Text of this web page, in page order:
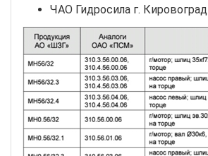
ЧАО Гидросила г. Кировоград